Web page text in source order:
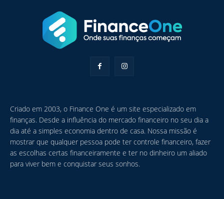
Criado em 2003, o Finance One é um site especializado em
finanças. Desde a influência do mercado financeiro no seu dia a
dia até a simples economia dentro de casa. Nossa missão é
mostrar que qualquer pessoa pode ter controle financeiro, fazer
as escolhas certas financeiramente e ter no dinheiro um aliado
para viver bem e conquistar seus sonhos.